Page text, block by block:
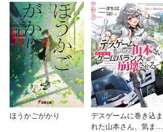
ほうかごがかり
デスゲームに巻き込ま
れた山本さん、気まま